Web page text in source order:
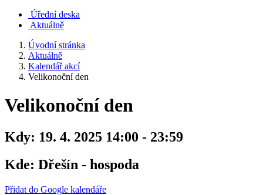
Úřední deska
Aktuálně
Úvodní stránka
Aktuálně
Kalendář akcí
Velikonoční den
Velikonoční den
Kdy: 19. 4. 2025 14:00 - 23:59
Kde: Dřešín - hospoda
Přidat do Google kalendáře